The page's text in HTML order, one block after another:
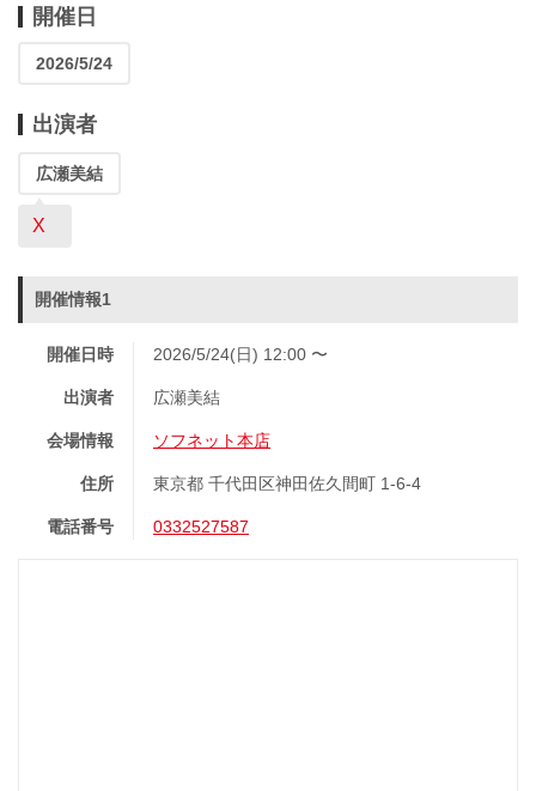
開催日
2026/5/24
出演者
広瀬美結
X
開催情報1
開催日時 2026/5/24(日) 12:00 〜
出演者 広瀬美結
会場情報 ソフネット本店
住所 東京都 千代田区神田佐久間町 1-6-4
電話番号 0332527587